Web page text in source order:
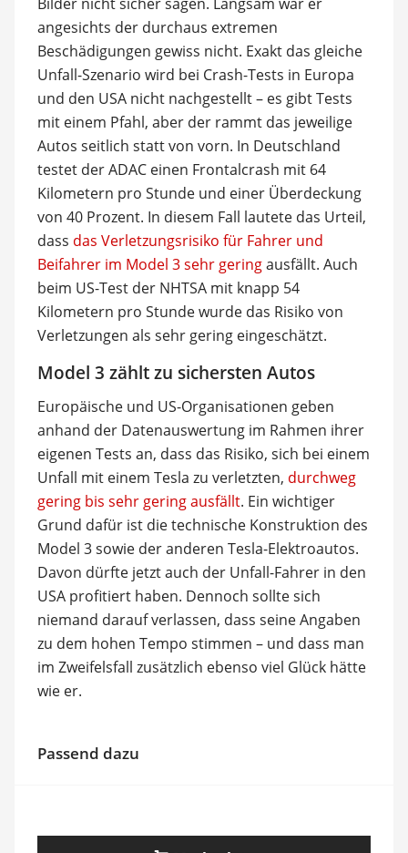
angesichts der durchaus extremen
Beschädigungen gewiss nicht. Exakt das gleiche
Unfall-Szenario wird bei Crash-Tests in Europa
und den USA nicht nachgestellt – es gibt Tests
mit einem Pfahl, aber der rammt das jeweilige
Autos seitlich statt von vorn. In Deutschland
testet der ADAC einen Frontalcrash mit 64
Kilometern pro Stunde und einer Überdeckung
von 40 Prozent. In diesem Fall lautete das Urteil,
dass das Verletzungsrisiko für Fahrer und
Beifahrer im Model 3 sehr geringausfällt. Auch
beim US-Test der NHTSA mit knapp 54
Kilometern pro Stunde wurde das Risiko von
Verletzungen als sehr gering eingeschätzt.
Model 3 zählt zu sichersten Autos
Europäische und US-Organisationen geben
anhand der Datenauswertung im Rahmen ihrer
eigenen Tests an, dass das Risiko, sich bei einem
Unfall mit einem Tesla zu verletzten, durchweg
gering bis sehr gering ausfällt. Ein wichtiger
Grund dafür ist die technische Konstruktion des
Model 3 sowie der anderen Tesla-Elektroautos.
Davon dürfte jetzt auch der Unfall-Fahrer in den
USA profitiert haben. Dennoch sollte sich
niemand darauf verlassen, dass seine Angaben
zu dem hohen Tempo stimmen – und dass man
im Zweifelsfall zusätzlich ebenso viel Glück hätte
wie er.
Passend dazu